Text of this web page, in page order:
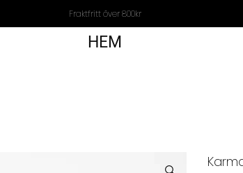
Fraktfritt över 800kr
HEM